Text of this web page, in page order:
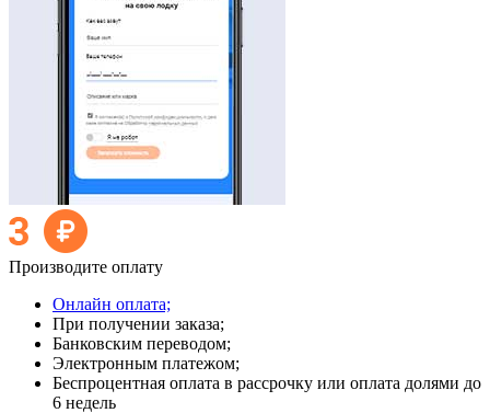
Производите оплату
Онлайн оплата;
При получении заказа;
Банковским переводом;
Электронным платежом;
Беспроцентная оплата в рассрочку или оплата долями до
6 недель